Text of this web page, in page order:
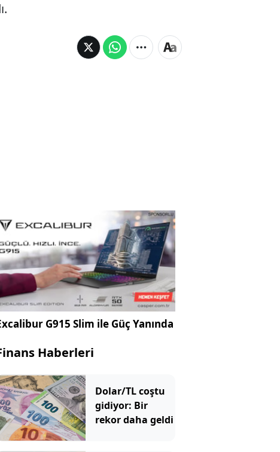
G915 Slim ile Güç Yanında
Haberleri
Dolar/TL coştu
gidiyor: Bir
rekor daha geldi